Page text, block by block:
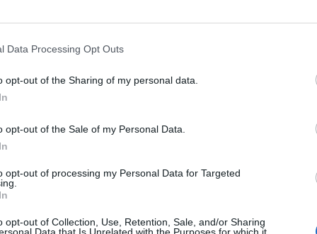
Data Processing Opt Outs
opt-out of the Sharing of my personal data.
opt-out of the Sale of my Personal Data.
opt-out of processing my Personal Data for Targeted
opt-out of Collection, Use, Retention, Sale, and/or Sharing
fontos mérföldkőhöz érkeztünk a magyar
eleget tettem annak a miniszterelnöki elvárásnak, hogy
elment a határáig - vélekedett. A megállapodás
cikkarchívum